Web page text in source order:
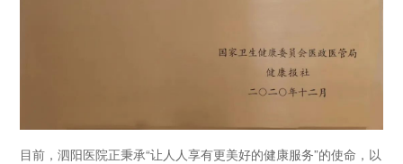
目前，泗阳医院正秉承“让人人享有更美好的健康服务”的使命，以